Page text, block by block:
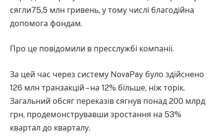
сягли75,5 млн гривень, у тому числі благодійна
допомога фондам.
Про це повідомили в пресслужбі компанії.
За цей час через систему NovaPay було здійснено
126 млн транзакцій – на 12% більше, ніж торік.
Загальний обсяг переказів сягнув понад 200 млрд
грн, продемонструвавши зростання на 53%
квартал до кварталу.